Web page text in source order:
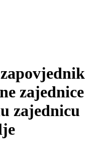
zajednice
zajednicu